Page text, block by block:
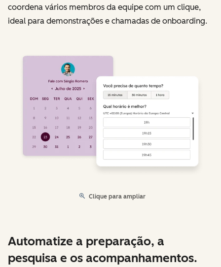
coordena vários membros da equipe com um clique,
ideal para demonstrações e chamadas de onboarding.
Clique para ampliar
Automatize a preparação, a
pesquisa e os acompanhamentos.